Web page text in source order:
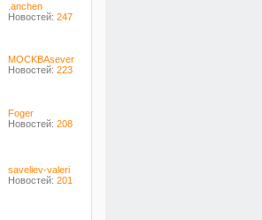
.anchen
Новостей: 247
MOCKBAsever
Новостей: 223
Foger
Новостей: 208
saveliev-valeri
Новостей: 201